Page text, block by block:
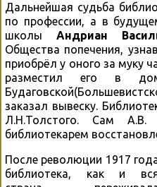
Дальнейшая судьба
по профессии, а в
школы Андриан
Общества попечения,
приобрёл у оного за муку
разместил его в
заказал вывеску.
Л.Н.Толстого. Сам А.В.
библиотекарем
После революции 1917
библиотека, как и